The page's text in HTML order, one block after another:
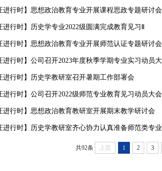
进行时】思想政治教育专业开展课程思政专题研讨会
进行时】历史学专业2022级圆满完成教育见习Ⅱ
进行时】思想政治教育专业开展师范认证专题研讨会
进行时】公司召开2023年度秋季学期专业实习动员
进行时】历史学教研室召开暑期工作部署会
进行时】公司召开2022级师范专业教育见习动员大会
进行时】思想政治教育教研室开展期末教学研讨会
进行时】历史学教研室齐心协力认真准备师范类专
共92条 上页 1 2 3